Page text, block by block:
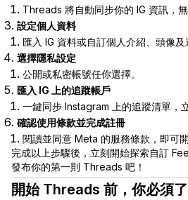
Threads 將自動同步你的 IG 資訊，無
設定個人資料
匯入 IG 資料或自訂個人介紹、頭像及
選擇隱私設定
公開或私密帳號任你選擇。
匯入 IG 上的追蹤帳戶
一鍵同步 Instagram 上的追蹤清單，
確認使用條款並完成註冊
閱讀並同意 Meta 的服務條款，即可
完成以上步驟後，立刻開始探索自訂
發布你的第一則 Threads 吧！
開始 Threads 前，你必須